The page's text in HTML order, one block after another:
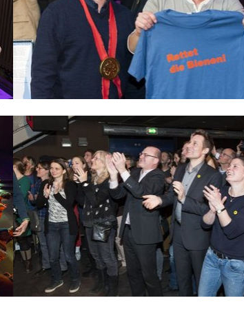
Show larger version